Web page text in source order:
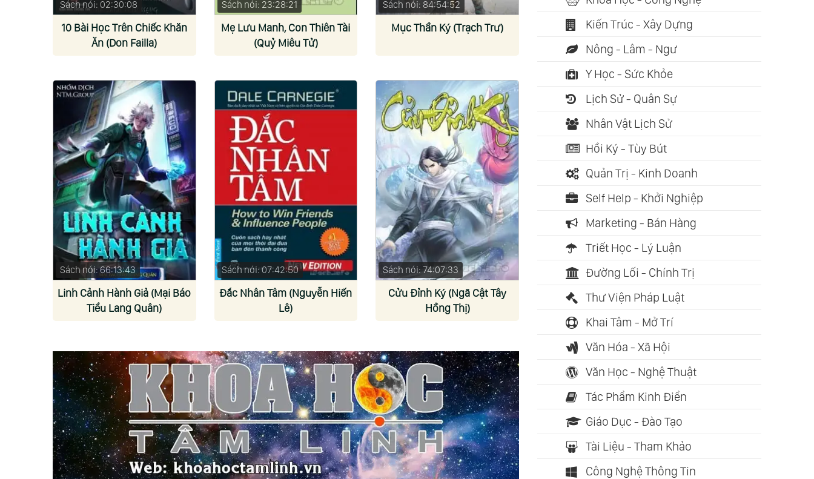
Sách nói: 02:30:08
10 Bài Học Trên Chiếc Khăn
Ăn (Don Failla)
Sách nói: 23:28:21
Mẹ Lưu Manh, Con Thiên Tài
(Quỷ Miêu Tử)
Sách nói: 84:54:52
Mục Thần Ký (Trạch Trư)
Sách nói: 66:13:43
Linh Cảnh Hành Giả (Mại Báo
Tiểu Lang Quân)
Sách nói: 07:42:50
Đắc Nhân Tâm (Nguyễn Hiến
Lê)
Sách nói: 74:07:33
Cửu Đỉnh Ký (Ngã Cật Tây
Hồng Thị)
Kiến Trúc - Xây Dựng
Nông - Lâm - Ngư
Y Học - Sức Khỏe
Lịch Sử - Quân Sự
Nhân Vật Lịch Sử
Hồi Ký - Tùy Bút
Quản Trị - Kinh Doanh
Self Help - Khởi Nghiệp
Marketing - Bán Hàng
Triết Học - Lý Luận
Đường Lối - Chính Trị
Thư Viện Pháp Luật
Khai Tâm - Mở Trí
Văn Hóa - Xã Hội
Văn Học - Nghệ Thuật
Tác Phẩm Kinh Điển
Giáo Dục - Đào Tạo
Tài Liệu - Tham Khảo
Công Nghệ Thông Tin